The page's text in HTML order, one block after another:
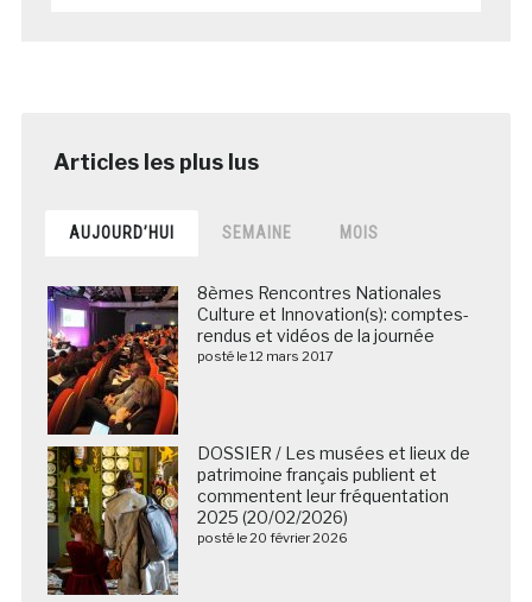
AUJOURD’HUI SEMAINE MOIS
8èmes Rencontres Nationales
Culture et Innovation(s): comptes-
rendus et vidéos de la journée
posté le 12 mars 2017
DOSSIER / Les musées et lieux de
patrimoine français publient et
commentent leur fréquentation
2025 (20/02/2026)
posté le 20 février 2026